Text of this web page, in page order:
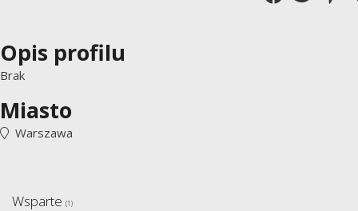
Opis profilu
Brak
Miasto
Warszawa
Wsparte (1)